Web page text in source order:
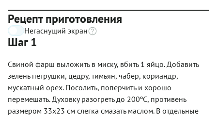
Рецепт приготовления
Негаснущий экран
Шаг 1
Свиной фарш выложить в миску, вбить 1 яйцо. Добавить
зелень петрушки, цедру, тимьян, чабер, кориандр,
мускатный орех. Посолить, поперчить и хорошо
перемешать. Духовку разогреть до 200ºС, противень
размером 33х23 см слегка смазать маслом. В отдельные